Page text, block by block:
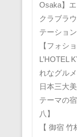
Osaka】
クラブラ
テーショ
【フォシ
L’HOTEL
れなグル
日本三大
テーマの
八】
【 御宿